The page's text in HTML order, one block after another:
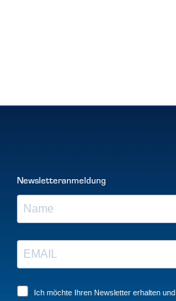
Newsletteranmeldung
Ich möchte Ihren Newsletter erhalten und